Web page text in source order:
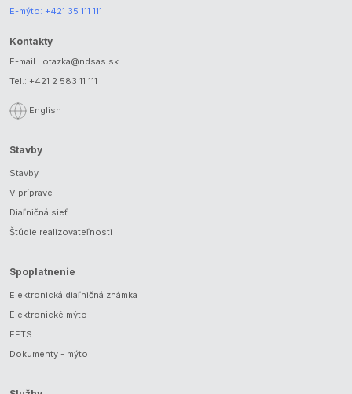
E-mýto: +421 35 111 111
Kontakty
E-mail.: otazka@ndsas.sk
Tel.: +421 2 583 11 111
English
Stavby
Stavby
V príprave
Diaľničná sieť
Štúdie realizovateľnosti
Spoplatnenie
Elektronická diaľničná známka
Elektronické mýto
EETS
Dokumenty - mýto